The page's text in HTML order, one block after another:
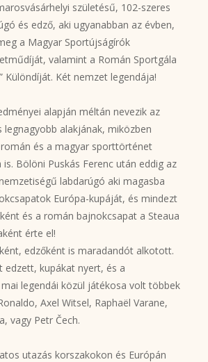
születésű, 102-szeres
és edző, aki ugyanabban az évben,
a Magyar Sportújságírók
valamint a Román Sportgála
Különdíját. Két nemzet legendája!
alapján méltán nevezik az
legnagyobb alakjának, miközben
és a magyar sporttörténet
Bölöni Puskás Ferenc után eddig az
labdarúgó aki magasba
Európa-kupáját, és mindezt
és a román bajnokcsapat a Steaua
érte el!
edzőként is maradandót alkotott.
edzett, kupákat nyert, és a
legendái közül játékosa volt többek
Axel Witsel, Raphaël Varane,
vagy Petr Čech.
utazás korszakokon és Európán